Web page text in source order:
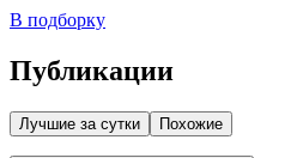
В подборку
Публикации
Лучшие за сутки Похожие